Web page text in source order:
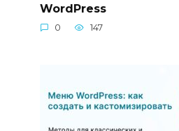
WordPress
0 147